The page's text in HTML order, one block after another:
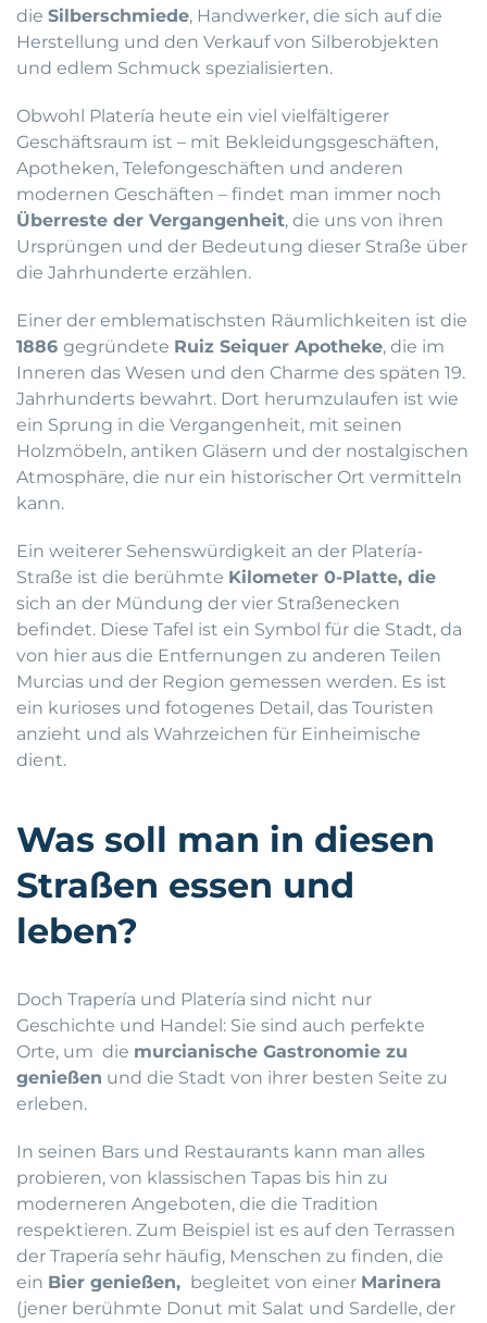
die Silberschmiede, Handwerker, die sich auf die
Herstellung und den Verkauf von Silberobjekten
und edlem Schmuck spezialisierten.
Obwohl Platería heute ein viel vielfältigerer
Geschäftsraum ist – mit Bekleidungsgeschäften,
Apotheken, Telefongeschäften und anderen
modernen Geschäften – findet man immer noch
Überreste der Vergangenheit, die uns von ihren
Ursprüngen und der Bedeutung dieser Straße über
die Jahrhunderte erzählen.
Einer der emblematischsten Räumlichkeiten ist die
1886 gegründete Ruiz Seiquer Apotheke, die im
Inneren das Wesen und den Charme des späten 19.
Jahrhunderts bewahrt. Dort herumzulaufen ist wie
ein Sprung in die Vergangenheit, mit seinen
Holzmöbeln, antiken Gläsern und der nostalgischen
Atmosphäre, die nur ein historischer Ort vermitteln
kann.
Ein weiterer Sehenswürdigkeit an der Platería-
Straße ist die berühmte Kilometer 0-Platte, die
sich an der Mündung der vier Straßenecken
befindet. Diese Tafel ist ein Symbol für die Stadt, da
von hier aus die Entfernungen zu anderen Teilen
Murcias und der Region gemessen werden. Es ist
ein kurioses und fotogenes Detail, das Touristen
anzieht und als Wahrzeichen für Einheimische
dient.
Was soll man in diesen
Straßen essen und
leben?
Doch Trapería und Platería sind nicht nur
Geschichte und Handel: Sie sind auch perfekte
Orte, um die murcianische Gastronomie zu
genießen und die Stadt von ihrer besten Seite zu
erleben.
In seinen Bars und Restaurants kann man alles
probieren, von klassischen Tapas bis hin zu
moderneren Angeboten, die die Tradition
respektieren. Zum Beispiel ist es auf den Terrassen
der Trapería sehr häufig, Menschen zu finden, die
ein Bier genießen, begleitet von einer Marinera
(jener berühmte Donut mit Salat und Sardelle, der